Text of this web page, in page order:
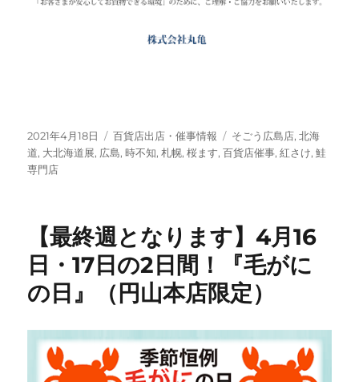
投
稿
日:
2021年4月18日
カ
テ
百貨店出店・催事情報
タ
グ
そごう広島店,北海
道, 大北海道展, 広島,時不知,札幌,桜ます,百貨店催事,紅さけ,鮭
専門店
【最終週となります】4月16
日・17日の2日間！『毛がに
の日』（円山本店限定）